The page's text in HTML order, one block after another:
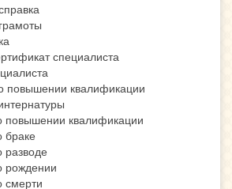
специалиста
повышении квалификации
повышении квалификации
браке
разводе
рождении
смерти